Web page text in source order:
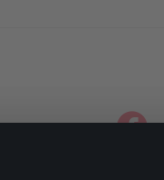
facebook